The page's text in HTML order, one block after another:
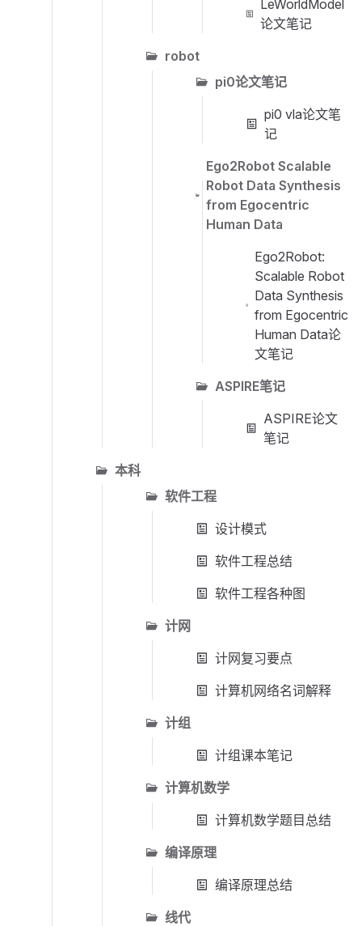
LeWorldModel
论文笔记
robot
pi0论文笔记
pi0 vla论文笔
记
Ego2Robot Scalable
Robot Data Synthesis
from Egocentric
Human Data
Ego2Robot:
Scalable Robot
Data Synthesis
from Egocentric
Human Data论
文笔记
ASPIRE笔记
ASPIRE论文
笔记
本科
软件工程
设计模式
软件工程总结
软件工程各种图
计网
计网复习要点
计算机网络名词解释
计组
计组课本笔记
计算机数学
计算机数学题目总结
编译原理
编译原理总结
线代